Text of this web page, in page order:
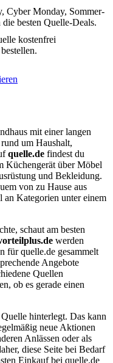
Cyber Monday, Sommer-
besten Quelle-Deals.
kostenfrei
mit einer langen
um Haushalt,
quelle.de findest du
Küchengerät über Möbel
und Bekleidung.
von zu Hause aus
an Kategorien unter einem
schaut am besten
werden
für quelle.de gesammelt
Angebote
Quellen
ob es gerade einen
hinterlegt. Das kann
neue Aktionen
Anlässen oder als
diese Seite bei Bedarf
Einkauf bei quelle.de